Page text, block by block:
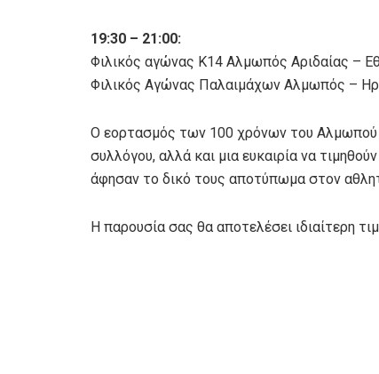
19:30 – 21:00:
Φιλικός αγώνας Κ14 Αλμωπός Αριδαίας –
Φιλικός Αγώνας Παλαιμάχων Αλμωπός –
Ο εορτασμός των 100 χρόνων του Αλμωπού
συλλόγου, αλλά και μια ευκαιρία να
άφησαν το δικό τους αποτύπωμα στον
Η παρουσία σας θα αποτελέσει ιδιαίτερη